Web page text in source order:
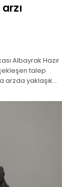
Albayrak Hazır
talep
arzda yaklaşık